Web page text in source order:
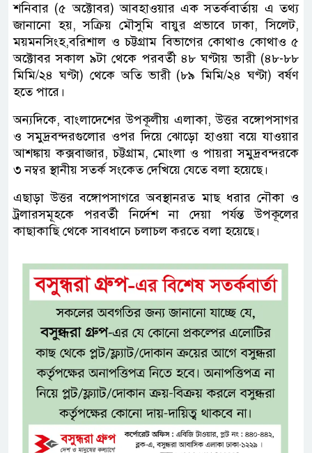
শনিবার (৫ অক্টোবর) আবহাওয়ার এক সতর্কবার্তায় এ তথ্য
জানানো হয়, সক্রিয় মৌসুমি বায়ুর প্রভাবে ঢাকা, সিলেট,
ময়মনসিংহ,বরিশাল ও চট্টগ্রাম বিভাগের কোথাও কোথাও ৫
অক্টোবর সকাল ৯টা থেকে পরবর্তী ৪৮ ঘণ্টায় ভারী (৪৮-৮৮
মিমি/২৪ ঘণ্টা) থেকে অতি ভারী (৮৯ মিমি/২৪ ঘণ্টা) বর্ষণ
হতে পারে।
অন্যদিকে, বাংলাদেশের উপকূলীয় এলাকা, উত্তর বঙ্গোপসাগর
ও সমুদ্রবন্দরগুলোর ওপর দিয়ে ঝোড়ো হাওয়া বয়ে যাওয়ার
আশঙ্কায় কক্সবাজার, চট্টগ্রাম, মোংলা ও পায়রা সমুদ্রবন্দরকে
৩ নম্বর স্থানীয় সতর্ক সংকেত দেখিয়ে যেতে বলা হয়েছে।
এছাড়া উত্তর বঙ্গোপসাগরে অবস্থানরত মাছ ধরার নৌকা ও
ট্রলারসমূহকে পরবর্তী নির্দেশ না দেয়া পর্যন্ত উপকূলের
কাছাকাছি থেকে সাবধানে চলাচল করতে বলা হয়েছে।